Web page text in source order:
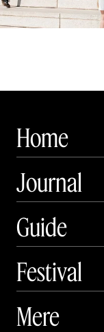
Home
Journal
Guide
Festival
 Art Matter
Mere